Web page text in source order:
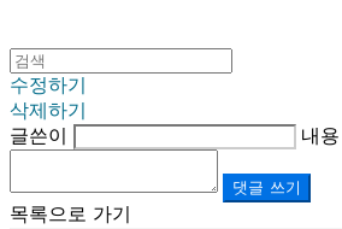
수정하기
삭제하기
글쓴이
내용
댓글 쓰기
목록으로 가기